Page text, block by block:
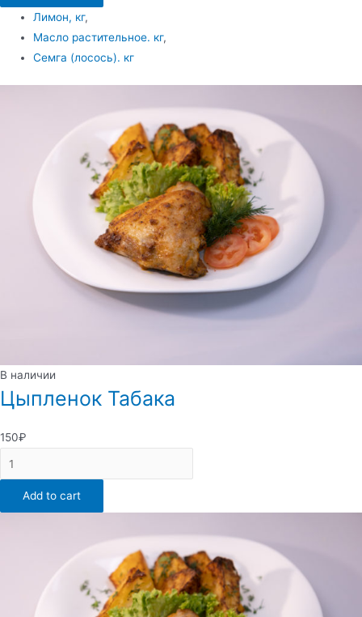
quantityЛимон, кг,
Масло растительное. кг,
Семга (лосось). кг
В наличии
Цыпленок Табака
150₽
Цыпленок
Табака
quantityAdd to cart